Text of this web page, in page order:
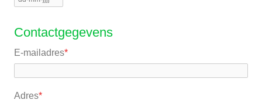
Contactgegevens
E-mailadres*
Adres*